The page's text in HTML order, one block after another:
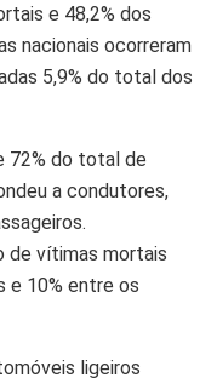
e 48,2% dos
nacionais ocorreram
5,9% do total dos
72% do total de
a condutores,
de vítimas mortais
e 10% entre os
ligeiros